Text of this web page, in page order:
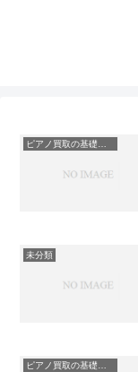
未分類
ピアノ買取の基礎知識